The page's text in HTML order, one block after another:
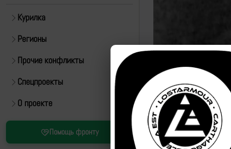
Курилка
Регионы
Прочие конфликты
Спецпроекты
О проекте
Помощь фронту
Источник:https://t.me/
Привязка